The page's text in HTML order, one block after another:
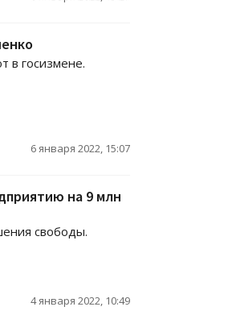
в госизмене.
6 января 2022, 15:07
на 9 млн
свободы.
4 января 2022, 10:49